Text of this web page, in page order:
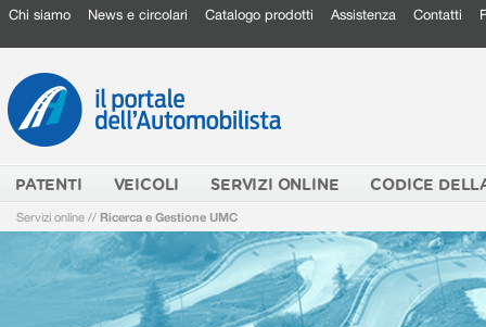
Chi siamo News e circolari Catalogo prodotti Assistenza Contatti
PATENTI VEICOLI SERVIZI ONLINE CODICE
Servizi online // Ricerca e Gestione UMC